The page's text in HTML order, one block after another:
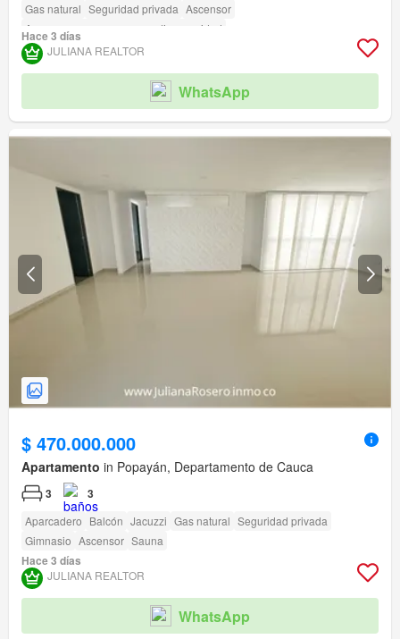
Gas natural Seguridad privada Ascensor
Acceso para personas con discapacidad
Hace 3 días
JULIANA REALTOR
WhatsApp
$ 470.000.000
Apartamento in Popayán, Departamento de Cauca
3 3
Aparcadero Balcón Jacuzzi Gas natural Seguridad privada
Gimnasio Ascensor Sauna
Hace 3 días
JULIANA REALTOR
WhatsApp